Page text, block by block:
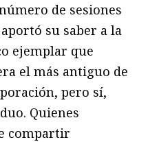
de sesiones
su saber a la
ejemplar que
el más antiguo de
pero sí,
Quienes
compartir